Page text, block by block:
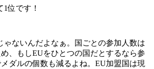
位です！
ゃないんだよなぁ。国ごとの参加人数は
、もしEUをひとつの国だとするなら参
ダルの個数も減るよね。EU加盟国は現